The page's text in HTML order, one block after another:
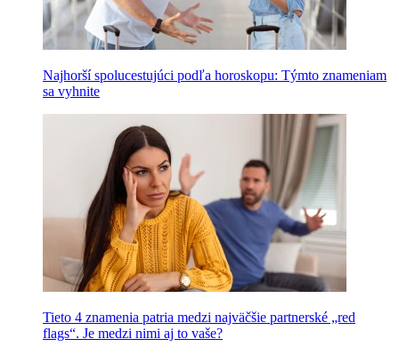
Najhorší spolucestujúci podľa horoskopu: Týmto znameniam
sa vyhnite
Tieto 4 znamenia patria medzi najväčšie partnerské „red
flags“. Je medzi nimi aj to vaše?